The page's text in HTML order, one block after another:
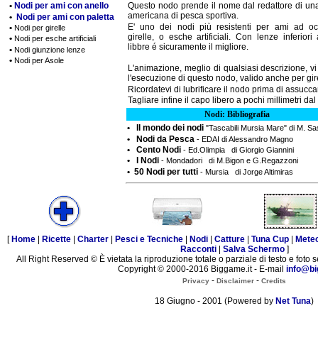
• Nodi per ami con anello
• Nodi per ami con paletta
• Nodi per girelle
• Nodi per esche artificiali
• Nodi giunzione lenze
• Nodi per Asole
Questo nodo prende il nome dal redattore di
americana di pesca sportiva.
E' uno dei nodi più resistenti per ami ad
girelle, o esche artificiali. Con lenze inferiori
libbre é sicuramente il migliore.
L'animazione, meglio di qualsiasi descrizione,
l'esecuzione di questo nodo, valido anche per
Ricordatevi di lubrificare il nodo prima di
Tagliare infine il capo libero a pochi millimetri dal
Nodi: Bibliografia
• Il mondo dei nodi "Tascabili Mursia Mare" di M.
• Nodi da Pesca - EDAI di Alessandro Magno
• Cento Nodi - Ed.Olimpia di Giorgio Giannini
• I Nodi - Mondadori di M.Bigon e G.Regazzoni
• 50 Nodi per tutti - Mursia di Jorge Altimiras
[ Home Ricette Charter Pesci e Tecniche Nodi Catture Tuna Cup
Racconti| Salva Schermo]
All Right Reserved © È vietata la riproduzione totale o parziale di testo e foto
Copyright © 2000-2016 Biggame.it - E-mail
Privacy - Disclaimer - Credits
18 Giugno - 2001 (Powered by Net Tuna)